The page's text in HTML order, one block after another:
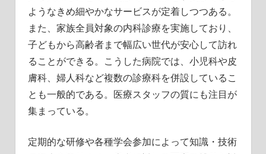
ようなきめ細やかなサービスが定着しつつある。
また、家族全員対象の内科診療を実施しており、
子どもから高齢者まで幅広い世代が安心して訪れ
ることができる。こうした病院では、小児科や皮
膚科、婦人科など複数の診療科を併設しているこ
とも一般的である。医療スタッフの質にも注目が
集まっている。
定期的な研修や各種学会参加によって知識・技術